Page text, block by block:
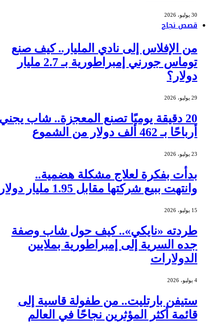
30 يوليو، 2026
قصص نجاح
من الإفلاس إلى نادي المليار.. كيف صنع
توماس جورني إمبراطورية بـ 2.7 مليار
دولار؟
29 يوليو، 2026
20 دقيقة يوميًا تصنع المعجزة.. شاب يجني
أرباحًا بـ 462 ألف دولار من الشموع
23 يوليو، 2026
بدأت بفكرة لعلاج مشكلة هضمية..
وانتهت ببيع شركتها مقابل 1.95 مليار دولار
15 يوليو، 2026
طردته «نايكي».. كيف حول شاب وصفة
جده السرية إلى إمبراطورية بملايين
الدولارات
4 يوليو، 2026
ستيفن بارتليت.. من طفولة قاسية إلى
قائمة أكثر المؤثرين نجاحًا في العالم